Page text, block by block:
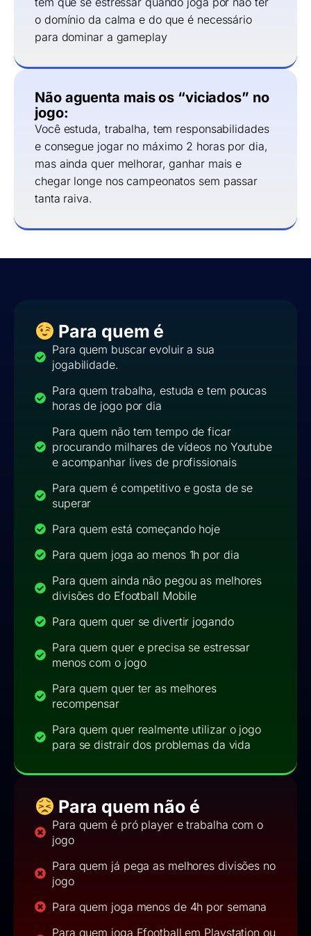
o domínio da calma e do que é necessário
para dominar a gameplay
Não aguenta mais os “viciados” no
jogo:
Você estuda, trabalha, tem responsabilidades
e consegue jogar no máximo 2 horas por dia,
mas ainda quer melhorar, ganhar mais e
chegar longe nos campeonatos sem passar
tanta raiva.
Para quem é
Para quem buscar evoluir a sua
jogabilidade.
Para quem trabalha, estuda e tem poucas
horas de jogo por dia
Para quem não tem tempo de ficar
procurando milhares de vídeos no Youtube
e acompanhar lives de profissionais
Para quem é competitivo e gosta de se
superar
Para quem está começando hoje
Para quem joga ao menos 1h por dia
Para quem ainda não pegou as melhores
divisões do Efootball Mobile
Para quem quer se divertir jogando
Para quem quer e precisa se estressar
menos com o jogo
Para quem quer ter as melhores
recompensar
Para quem quer realmente utilizar o jogo
para se distrair dos problemas da vida
Para quem não é
Para quem é pró player e trabalha com o
jogo
Para quem já pega as melhores divisões no
jogo
Para quem joga menos de 4h por semana
Para quem joga Efootball em Playstation ou